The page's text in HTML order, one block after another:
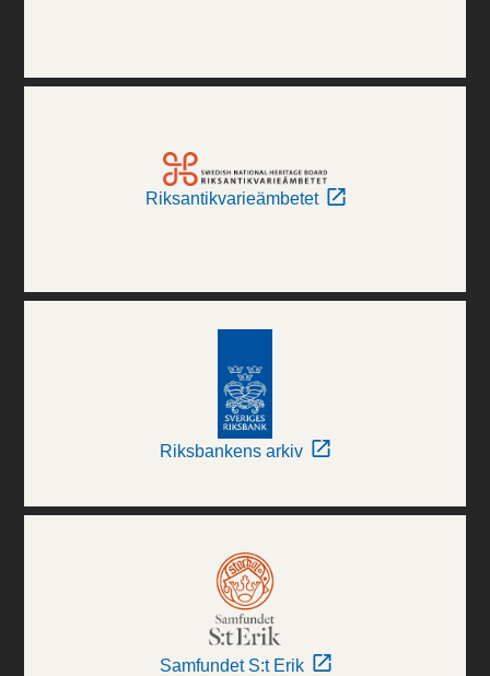
Riksantikvarieämbetet
Riksbankens arkiv
Samfundet S:t Erik